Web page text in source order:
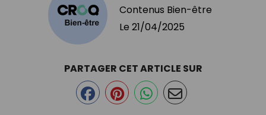
Contenus Bien-être
Le 21/04/2025
PARTAGER CET ARTICLE SUR